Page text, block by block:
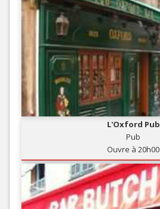
L'Oxford Pub
Pub
Ouvre à 20h00